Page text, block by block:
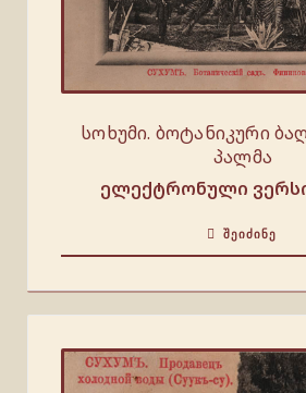
სოხუმი. ბოტანიკური
პალმა
ელექტრონული
ᲨᲔᲘᲫᲘᲜᲔ